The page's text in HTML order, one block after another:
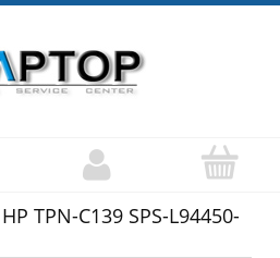
TPN-C139 SPS-L94450-